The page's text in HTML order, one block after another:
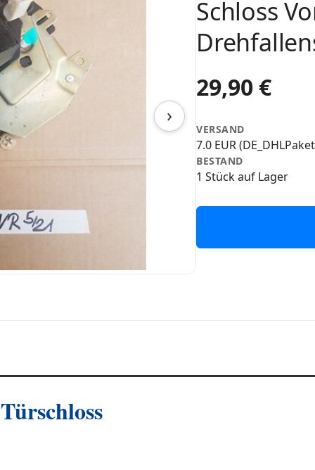
›
Schloss
29,90 €
VERSAND
7.0 EUR
BESTAND
1 Stück auf Lager